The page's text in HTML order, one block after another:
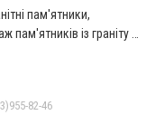
пам'ятники,
із граніту в
82-46